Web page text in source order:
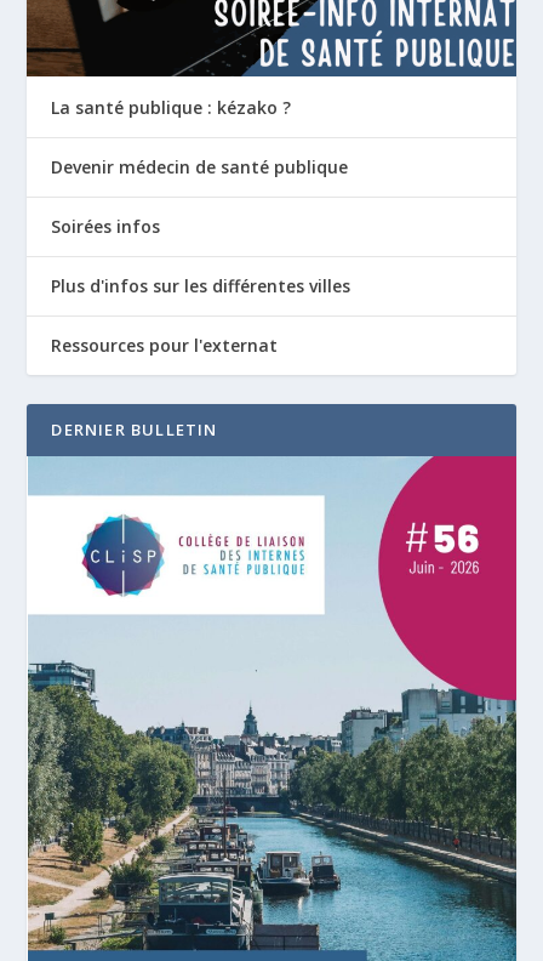
La santé publique : kézako ?
Devenir médecin de santé publique
Soirées infos
Plus d'infos sur les différentes villes
Ressources pour l'externat
DERNIER BULLETIN